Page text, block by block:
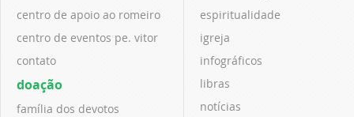
centro de apoio ao romeiro
centro de eventos pe. vitor
contato
doação
família dos devotos
espiritualidade
igreja
infográficos
libras
notícias